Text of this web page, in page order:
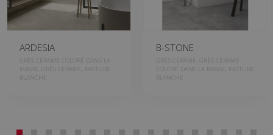
ARDESIA
GRÈS CÉRAME COLORÉ DANS LA
MASSE, GRÈS CÉRAME, PASTURE
BLANCHE
B-STONE
GRÈS CÉRAME, GRÈS CÉRAME
COLORÉ DANS LA MASSE, PASTURE
BLANCHE